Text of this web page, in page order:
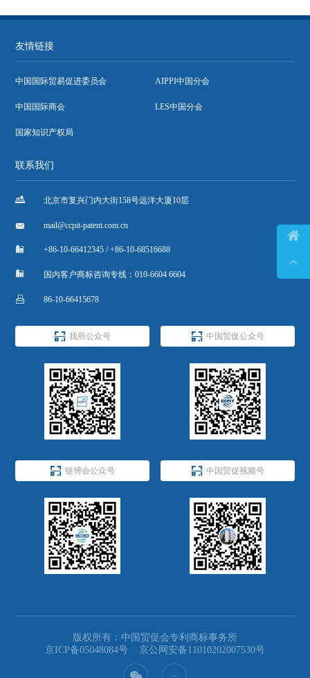
友情链接
中国国际贸易促进委员会 AIPPI中国分会
中国国际商会 LES中国分会
国家知识产权局
联系我们
 北京市复兴门内大街158号远洋大厦10层
 mail@ccpit-patent.com.cn
 +86-10-66412345 / +86-10-68516688
 国内客户商标咨询专线：010-6604 6604
 86-10-66415678
 我所公众号  中国贸促公众号
 链博会公众号  中国贸促视频号
版权所有：中国贸促会专利商标事务所
京ICP备05048084号
京公网安备11010202007530号

